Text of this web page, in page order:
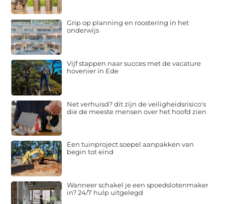
Grip op planning en roostering in het
onderwijs
Vijf stappen naar succes met de vacature
hovenier in Ede
Net verhuisd? dit zijn de veiligheidsrisico's
die de meeste mensen over het hoofd zien
Een tuinproject soepel aanpakken van
begin tot eind
Wanneer schakel je een spoedslotenmaker
in? 24/7 hulp uitgelegd